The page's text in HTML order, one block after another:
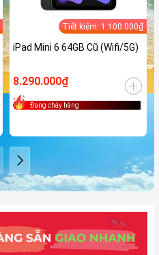
Tiết kiệm: 1.100.000₫
iPad Mini 6 64GB Cũ (Wifi/5G)
8.290.000₫
Đang cháy hàng